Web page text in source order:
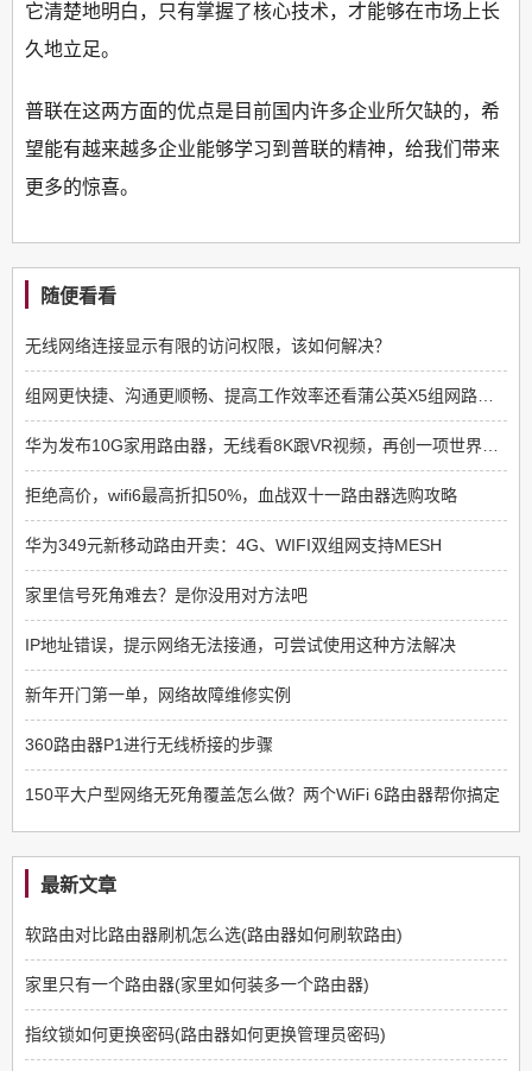
它清楚地明白，只有掌握了核心技术，才能够在市场上长
久地立足。
普联在这两方面的优点是目前国内许多企业所欠缺的，希
望能有越来越多企业能够学习到普联的精神，给我们带来
更多的惊喜。
随便看看
无线网络连接显示有限的访问权限，该如何解决？
拒绝高价，wifi6最高折扣50%，血战双十一路由器选购攻略
华为349元新移动路由开卖：4G、WIFI双组网支持MESH
家里信号死角难去？是你没用对方法吧
IP地址错误，提示网络无法接通，可尝试使用这种方法解决
新年开门第一单，网络故障维修实例
360路由器P1进行无线桥接的步骤
150平大户型网络无死角覆盖怎么做？两个WiFi 6路由器帮你搞定
最新文章
软路由对比路由器刷机怎么选(路由器如何刷软路由)
家里只有一个路由器(家里如何装多一个路由器)
指纹锁如何更换密码(路由器如何更换管理员密码)